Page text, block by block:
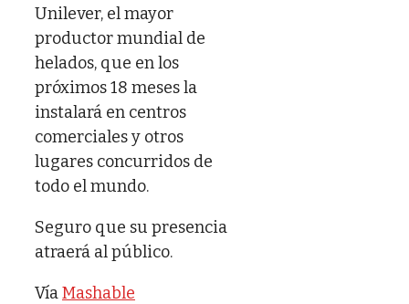
Unilever, el mayor
productor mundial de
helados, que en los
próximos 18 meses la
instalará en centros
comerciales y otros
lugares concurridos de
todo el mundo.
Seguro que su presencia
atraerá al público.
VíaMashable